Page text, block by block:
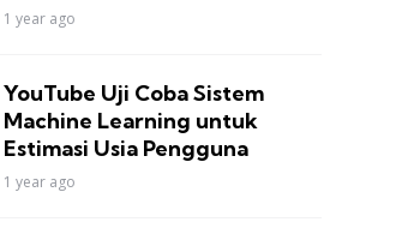
1 year ago
YouTube Uji Coba Sistem
Machine Learning untuk
Estimasi Usia Pengguna
1 year ago